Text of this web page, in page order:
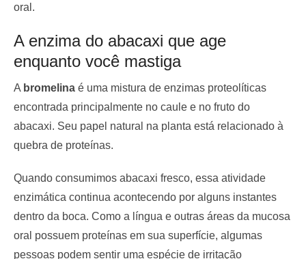
oral.
A enzima do abacaxi que age
enquanto você mastiga
A bromelina é uma mistura de enzimas proteolíticas
encontrada principalmente no caule e no fruto do
abacaxi. Seu papel natural na planta está relacionado à
quebra de proteínas.
Quando consumimos abacaxi fresco, essa atividade
enzimática continua acontecendo por alguns instantes
dentro da boca. Como a língua e outras áreas da mucosa
oral possuem proteínas em sua superfície, algumas
pessoas podem sentir uma espécie de irritação